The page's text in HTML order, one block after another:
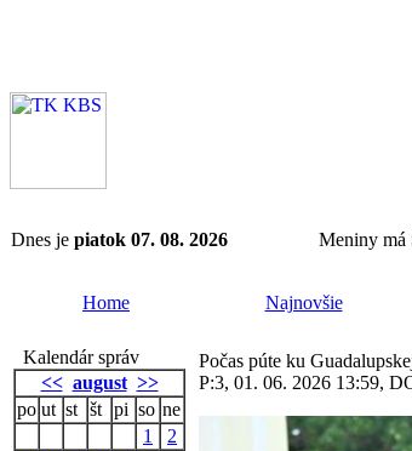
Dnes je piatok 07. 08. 2026 Meniny má
Home Najnovšie
Kalendár správ
<< august >>
po ut st št pi so ne
1
2
Počas púte ku
P:3, 01. 06. 2026 13:59,